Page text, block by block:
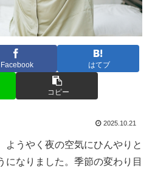
Facebook はてブ
コピー
2025.10.21
ようやく夜の空気にひんやりと
になりました。季節の変わり目